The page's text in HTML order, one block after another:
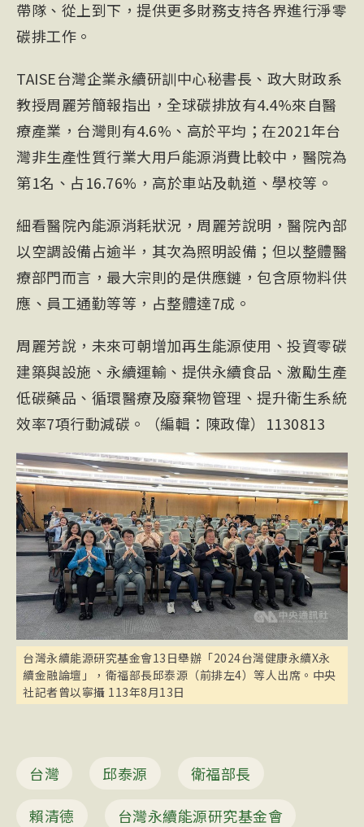
帶隊、從上到下，提供更多財務支持各界進行淨零
碳排工作。
TAISE台灣企業永續研訓中心秘書長、政大財政系
教授周麗芳簡報指出，全球碳排放有4.4%來自醫
療產業，台灣則有4.6%、高於平均；在2021年台
灣非生產性質行業大用戶能源消費比較中，醫院為
第1名、占16.76%，高於車站及軌道、學校等。
細看醫院內能源消耗狀況，周麗芳說明，醫院內部
以空調設備占逾半，其次為照明設備；但以整體醫
療部門而言，最大宗則的是供應鏈，包含原物料供
應、員工通勤等等，占整體達7成。
周麗芳說，未來可朝增加再生能源使用、投資零碳
建築與設施、永續運輸、提供永續食品、激勵生產
低碳藥品、循環醫療及廢棄物管理、提升衛生系統
效率7項行動減碳。（編輯：陳政偉）1130813
台灣永續能源研究基金會13日舉辦「2024台灣健康永續X永
續金融論壇」，衛福部長邱泰源（前排左4）等人出席。中央
社記者曾以寧攝 113年8月13日
台灣 邱泰源
衛福部長
賴清德
台灣永續能源研究基金會